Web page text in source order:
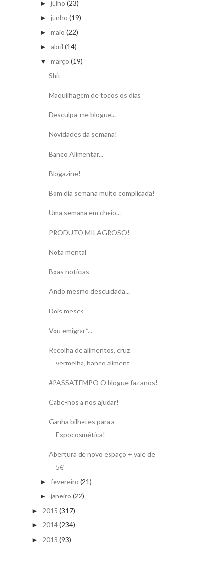
► julho (23)
► junho (19)
► maio (22)
► abril (14)
▼ março (19)
Shit
Maquilhagem de todos os dias
Desculpa-me blogue...
Novidades da semana!
Banco Alimentar...
Blogazine!
Bom dia semana muito complicada!
Uma semana em cheio...
PRODUTO MILAGROSO!
Nota mental
Boas notícias
Ando mesmo descuidada...
Dois meses...
Vou emigrar*...
Recolha de alimentos, cruz
vermelha, banco aliment...
#PASSATEMPO O blogue faz anos!
Cabe-nos a nos ajudar!
Ganha bilhetes para a
Expocosmética!
Abertura de novo espaço + vale de
5€
► fevereiro (21)
► janeiro (22)
► 2015 (317)
► 2014(234)
► 2013 (93)